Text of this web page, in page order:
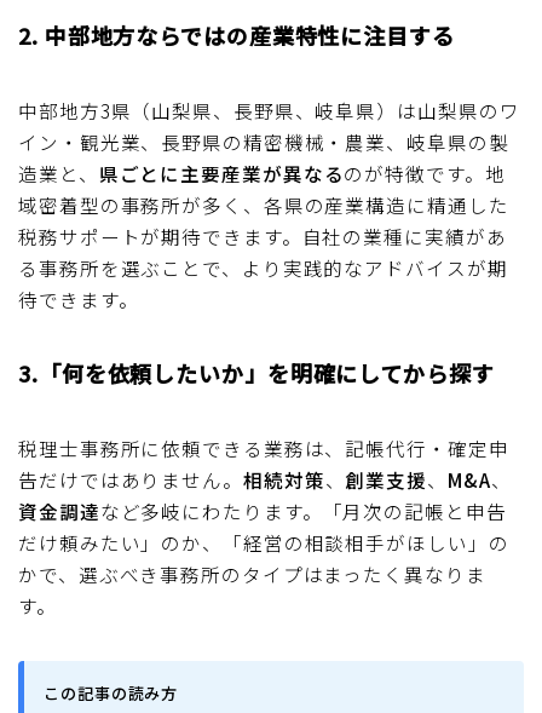
2. 中部地方ならではの産業特性に注目する
中部地方3県（山梨県、長野県、岐阜県）は山梨県のワ
イン・観光業、長野県の精密機械・農業、岐阜県の製
造業と、 県ごとに主要産業が異なるのが特徴です。地
域密着型の事務所が多く、各県の産業構造に精通した
税務サポートが期待できます。自社の業種に実績があ
る事務所を選ぶことで、より実践的なアドバイスが期
待できます。
3.「何を依頼したいか」を明確にしてから探す
税理士事務所に依頼できる業務は、記帳代行・確定申
告だけではありません。 相続対策、 創業支援、 M&A、
資金調達など多岐にわたります。「月次の記帳と申告
だけ頼みたい」のか、「経営の相談相手がほしい」の
かで、選ぶべき事務所のタイプはまったく異なりま
す。
この記事の読み方